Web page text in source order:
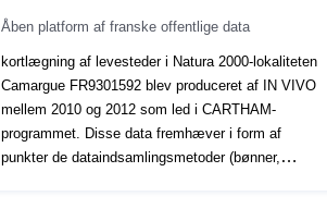
Åben platform af franske offentlige data
kortlægning af levesteder i Natura 2000-lokaliteten
Camargue FR9301592 blev produceret af IN VIVO
mellem 2010 og 2012 som led i CARTHAM-
programmet. Disse data fremhæver i form af
punkter de dataindsamlingsmetoder (bønner,